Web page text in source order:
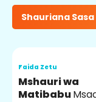
Shauriana Sasa
Faida Zetu
Mshauri wa
Matibabu